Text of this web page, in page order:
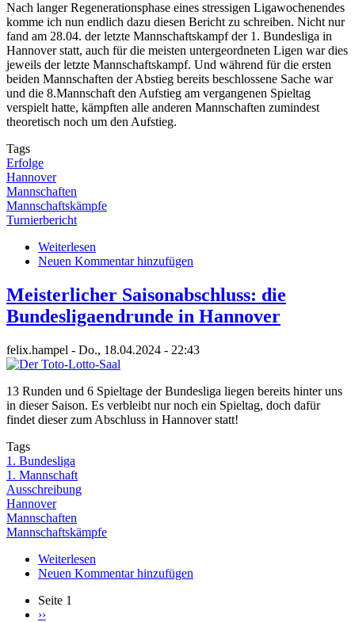
Nach langer Regenerationsphase eines stressigen Ligawochenendes
komme ich nun endlich dazu diesen Bericht zu schreiben. Nicht nur
fand am 28.04. der letzte Mannschaftskampf der 1. Bundesliga in
Hannover statt, auch für die meisten untergeordneten Ligen war dies
jeweils der letzte Mannschaftskampf. Und während für die ersten
beiden Mannschaften der Abstieg bereits beschlossene Sache war
und die 8.Mannschaft den Aufstieg am vergangenen Spieltag
verspielt hatte, kämpften alle anderen Mannschaften zumindest
theoretisch noch um den Aufstieg.
Tags
Erfolge
Hannover
Mannschaften
Mannschaftskämpfe
Turnierbericht
Weiterlesen
Nimm
Liga-
Orakel!
Ein
Rückblick
Neuen Kommentar hinzufügen
Meisterlicher Saisonabschluss: die
Bundesligaendrunde in Hannover
felix.hampel - Do., 18.04.2024 - 22:43
13 Runden und 6 Spieltage der Bundesliga liegen bereits hinter uns
in dieser Saison. Es verbleibt nur noch ein Spieltag, doch dafür
findet dieser zum Abschluss in Hannover statt!
Tags
1. Bundesliga
1. Mannschaft
Ausschreibung
Hannover
Mannschaften
Mannschaftskämpfe
Weiterlesen
Meisterlicher
Neuen Kommentar hinzufügen
Seitennummerierung
Seite 1
Nächste
››